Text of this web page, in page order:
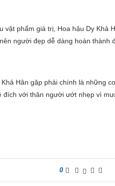
vật phẩm giá trị, Hoa hậu Dy Khả
người đẹp dễ dàng hoàn thành
Hân gặp phải chính là những
đích với thân người ướt nhẹp vì
0